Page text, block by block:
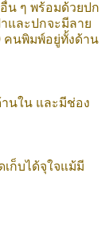
น ๆ พร้อมด้วยปก
และปกจะมีลาย
คนพิมพ์อยู่ทั้งด้าน
นใน และมีช่อง
ก็บได้จุใจแม้มี